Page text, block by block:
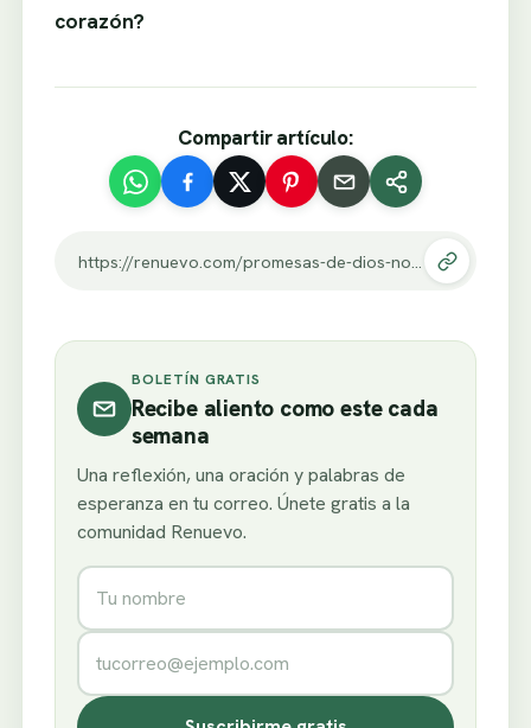
corazón?
Compartir artículo:
BOLETÍN GRATIS
Recibe aliento como este cada
semana
Una reflexión, una oración y palabras de
esperanza en tu correo. Únete gratis a la
comunidad Renuevo.
Nombre
Correo electrónico